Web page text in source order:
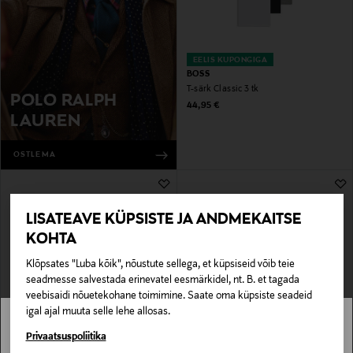
LISATEAVE KÜPSISTE JA ANDMEKAITSE
KOHTA
Klõpsates "Luba kõik", nõustute sellega, et küpsiseid võib teie
seadmesse salvestada erinevatel eesmärkidel, nt. B. et tagada
veebisaidi nõuetekohane toimimine. Saate oma küpsiste seadeid
igal ajal muuta selle lehe allosas.
Privaatsuspoliitika
POLO RALPH
LAUREN
OSTLEMA
EELIS KUPONGIGA
BOSS
T-särk Classic 3 tk
Original Price
44,95 €
STONE ISLAND
Stockmann pole Sinu riigis saadaval.